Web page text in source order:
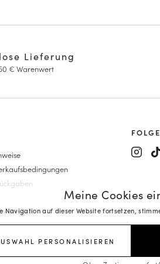
Meine Cookies
Navigation auf dieser Website fortsetzen,
PERSONALISIEREN
Lieferung
€ Warenwert
Janes
Keilabsatz
Fragen